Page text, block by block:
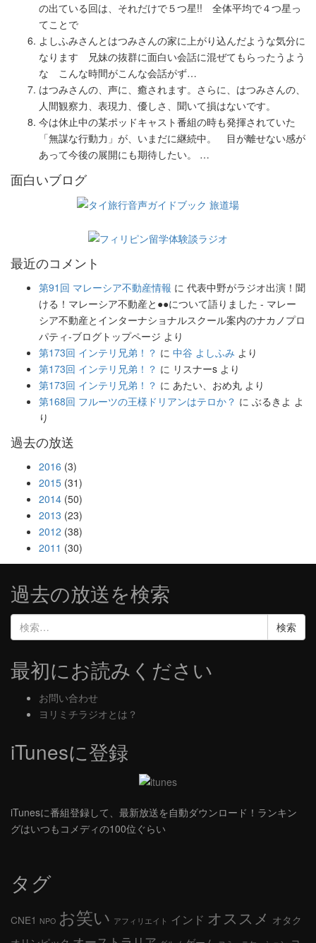
の出ている回は、それだけで５つ星!! 全体平均で４つ星っ
てことで
よしふみさんとはつみさんの家に上がり込んだような気分に
なります 兄妹の抜群に面白い会話に混ぜてもらったうよう
な こんな時間がこんな会話がず…
はつみさんの、声に、癒されます。さらに、はつみさんの、
人間観察力、表現力、優しさ、聞いて損はないです。
今は休止中の某ポッドキャスト番組の時も発揮されていた
「無謀な行動力」が、いまだに継続中。 目が離せない感が
あって今後の展開にも期待したい。 …
面白いブログ
最近のコメント
第91回 マレーシア不動産情報 に 代表中野がラジオ出演！聞
ける！マレーシア不動産と●●について語りました - マレー
シア不動産とインターナショナルスクール案内のナカノプロ
パティ-ブログトップページ より
第173回 インテリ兄弟！？ に 中谷 よしふみ より
第173回 インテリ兄弟！？ に リスナーs より
第173回 インテリ兄弟！？ に あたい、おめ丸 より
第168回 フルーツの王様ドリアンはテロか？ に ぶるきよ よ
り
過去の放送
2016 (3)
2015 (31)
2014 (50)
2013 (23)
2012 (38)
2011 (30)
過去の放送を検索
検
索:
最初にお読みください
お問い合わせ
ヨリミチラジオとは？
iTunesに登録
iTunesに番組登録して、最新放送を自動ダウンロード！ランキン
グはいつもコメディの100位ぐらい
タグ
CNE1 NPO お笑い アフィリエイト インド オススメ オタク